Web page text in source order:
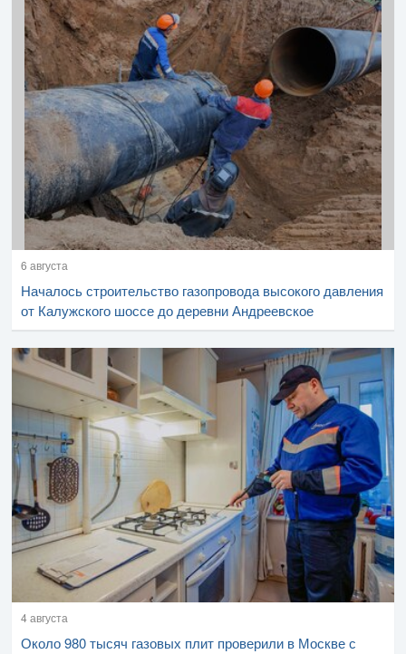
6 августа
Началось строительство газопровода высокого давления
от Калужского шоссе до деревни Андреевское
4 августа
Около 980 тысяч газовых плит проверили в Москве с